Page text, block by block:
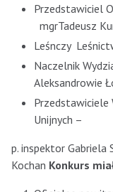
Przedstawiciel
mgrTadeusz
Leśnczy
Naczelnik
Aleksandrowie
Przedstawiciele
Unijnych –
p. inspektor Gabriela
Kochan Konkurs